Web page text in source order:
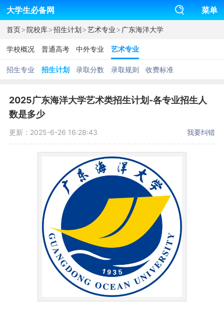
大学生必备网 菜单
首页>院校库>招生计划>艺术专业> 广东海洋大学
学校概况 普通高考 中外专业 艺术专业
招生专业 招生计划 录取分数 录取规则 收费标准
2025广东海洋大学艺术类招生计划-各专业招生人
数是多少
更新：2025-6-26 16:28:43 我要纠错